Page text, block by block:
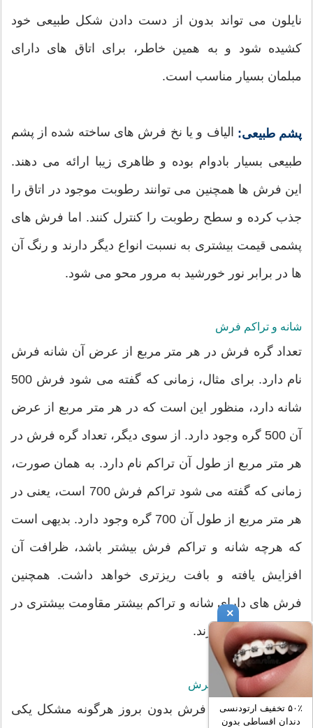
نایلون می تواند بدون از دست دادن شکل طبیعی خود
کشیده شود و به همین خاطر، برای اتاق های دارای
مبلمان بسیار مناسب است.
پشم طبیعی: الیاف و یا نخ فرش های ساخته شده از پشم
طبیعی بسیار بادوام بوده و ظاهری زیبا ارائه می دهند.
این فرش ها همچنین می توانند رطوبت موجود در اتاق را
جذب کرده و سطح رطوبت را کنترل کنند. اما فرش های
پشمی قیمت بیشتری به نسبت انواع دیگر دارند و رنگ‌ آن
ها در برابر نور خورشید به مرور محو می شود.
شانه و تراکم فرش
تعداد گره فرش در هر متر مربع از عرض آن شانه فرش
نام دارد. برای مثال، زمانی که گفته می شود فرش 500
شانه دارد، منظور این است که در هر متر مربع از عرض
آن 500 گره وجود دارد. از سوی دیگر، تعداد گره فرش در
هر متر مربع از طول آن تراکم نام دارد. به همان صورت،
زمانی که گفته می شود تراکم فرش 700 است، یعنی در
هر متر مربع از طول آن 700 گره وجود دارد. بدیهی است
که هرچه شانه و تراکم فرش بیشتر باشد، ظرافت آن
افزایش یافته و بافت ریزتری خواهد داشت. همچنین
فرش های دارای شانه و تراکم بیشتر مقاومت بیشتری در
برابر پاره شدن دارند.
قابل شستشو بودن فرش
قابلیت شستشوی فرش بدون بروز هرگونه مشکل یکی
×
۵۰٪ تخفیف ارتودنسی
دندان اقساطی بدون